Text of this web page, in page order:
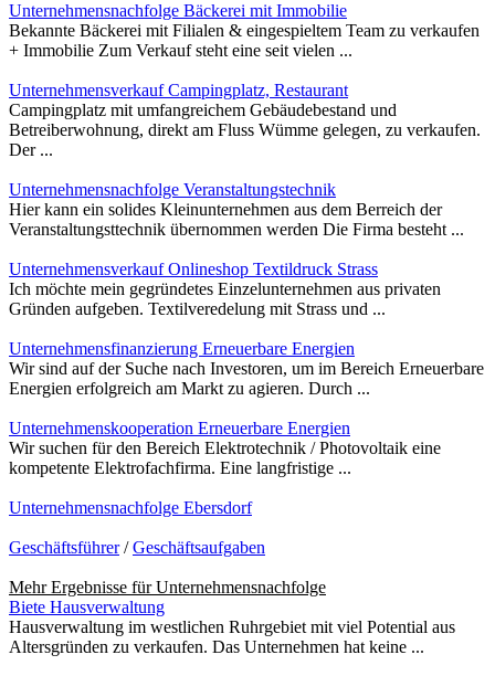
Unternehmensnachfolge Bäckerei mit Immobilie
Bekannte Bäckerei mit Filialen & eingespieltem Team zu verkaufen
+ Immobilie Zum Verkauf steht eine seit vielen ...
Unternehmensverkauf Campingplatz, Restaurant
Campingplatz mit umfangreichem Gebäudebestand und
Betreiberwohnung, direkt am Fluss Wümme gelegen, zu verkaufen.
Der ...
Unternehmensnachfolge Veranstaltungstechnik
Hier kann ein solides Kleinunternehmen aus dem Berreich der
Veranstaltungsttechnik übernommen werden Die Firma besteht ...
Unternehmensverkauf Onlineshop Textildruck Strass
Ich möchte mein gegründetes Einzelunternehmen aus privaten
Gründen aufgeben. Textilveredelung mit Strass und ...
Unternehmensfinanzierung Erneuerbare Energien
Wir sind auf der Suche nach Investoren, um im Bereich Erneuerbare
Energien erfolgreich am Markt zu agieren. Durch ...
Unternehmenskooperation Erneuerbare Energien
Wir suchen für den Bereich Elektrotechnik / Photovoltaik eine
kompetente Elektrofachfirma. Eine langfristige ...
Unternehmensnachfolge Ebersdorf
Geschäftsführer/Geschäftsaufgaben
Mehr Ergebnisse fürUnternehmensnachfolge
Biete Hausverwaltung
Hausverwaltung im westlichen Ruhrgebiet mit viel Potential aus
Altersgründen zu verkaufen. Das Unternehmen hat keine ...